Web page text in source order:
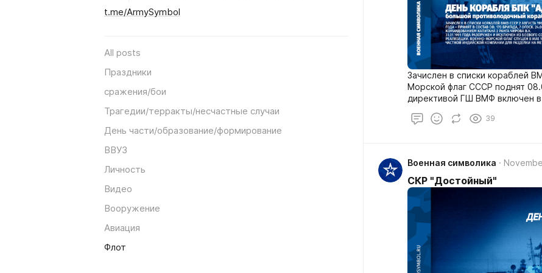
t.me/ArmySymbol
All posts
Праздники
сражения/бои
Трагедии/терракты/несчастные случаи
День части/образование/формирование
ВВУЗ
Личность
Видео
Вооружение
Авиация
Флот
Зачислен в списки кораблей
Морской флаг СССР поднят
директивой ГШ ВМФ включен
24 октября 1972 года принял
39
Военная символика
СКР "Достойный"